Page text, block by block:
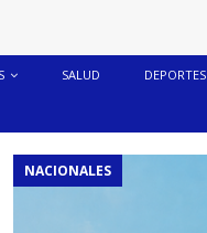
SALUD DEPORTES
NACIONALES